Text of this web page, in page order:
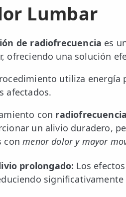
Lumbar
de radiofrecuencia es
ofreciendo una solución
utiliza energía
afectados.
con
un alivio duradero,
conmenor dolor y mayor
prolongado: Los